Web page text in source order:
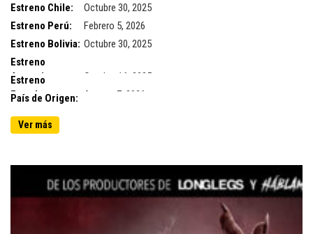
Estreno Chile:
Octubre 30, 2025
Estreno Perú:
Febrero 5, 2026
Estreno Bolivia: Octubre 30, 2025
Estreno
Argentina:
Octubre 16, 2025
Estreno
Ecuador:
Agosto 7, 2026
País de Origen:
Ver más